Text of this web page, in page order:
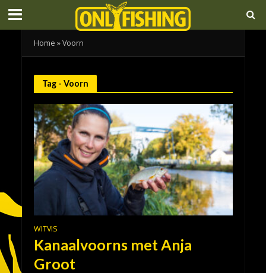
Home »Voorn
Tag - Voorn
WITVIS
Kanaalvoorns met Anja
Groot